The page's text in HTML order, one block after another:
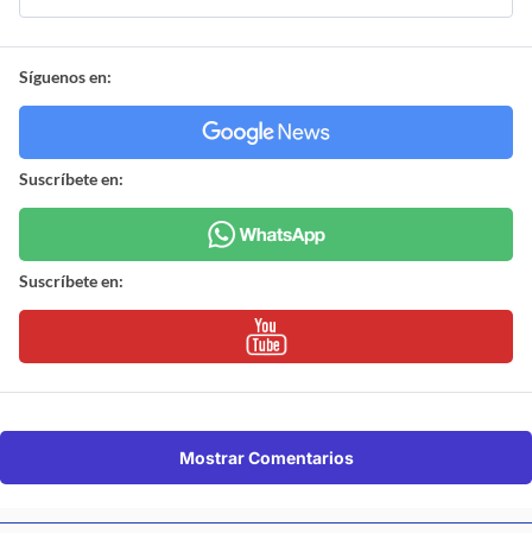
Síguenos en:
Suscríbete en:
Suscríbete en:
Mostrar Comentarios